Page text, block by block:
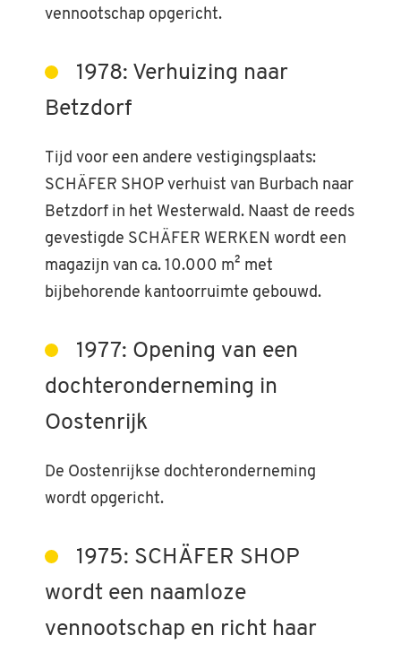
vennootschap opgericht.
1978: Verhuizing naar
Betzdorf
Tijd voor een andere vestigingsplaats:
SCHÄFER SHOP verhuist van Burbach naar
Betzdorf in het Westerwald. Naast de reeds
gevestigde SCHÄFER WERKEN wordt een
magazijn van ca. 10.000 m² met
bijbehorende kantoorruimte gebouwd.
1977: Opening van een
dochteronderneming in
Oostenrijk
De Oostenrijkse dochteronderneming
wordt opgericht.
1975: SCHÄFER SHOP
wordt een naamloze
vennootschap en richt haar